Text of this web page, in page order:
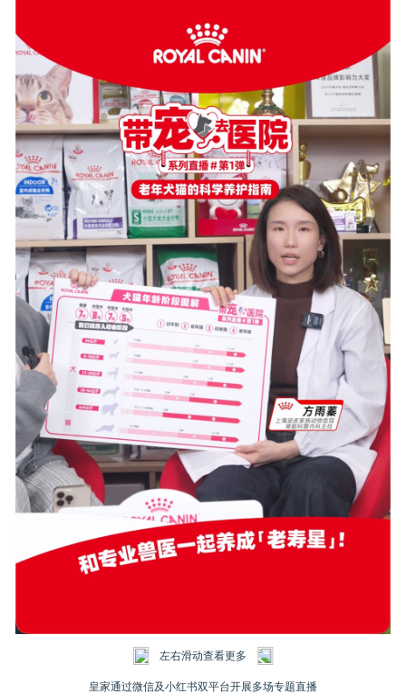
左右滑动查看更多
皇家通过微信及小红书双平台开展多场专题直播